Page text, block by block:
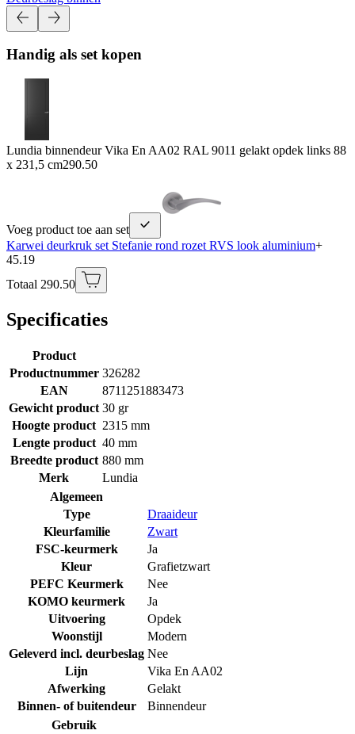
Handig als set kopen
Lundia binnendeur Vika En AA02 RAL 9011 gelakt opdek links 88
x 231,5 cm290.50
Voeg product toe aan set
Karwei deurkruk set Stefanie rond rozet RVS look aluminium+
45.19
Totaal 290.50
Specificaties
Product
Productnummer 326282
EAN
8711251883473
Gewicht product 30 gr
Hoogte product 2315 mm
Lengte product 40 mm
Breedte product 880 mm
Merk
Lundia
Algemeen
Type
Draaideur
Kleurfamilie
Zwart
FSC-keurmerk
Ja
Kleur
Grafietzwart
PEFC Keurmerk
Nee
KOMO keurmerk
Ja
Uitvoering
Opdek
Woonstijl
Modern
Geleverd incl. deurbeslag Nee
Lijn
Vika En AA02
Afwerking
Gelakt
Binnen- of buitendeur
Binnendeur
Gebruik